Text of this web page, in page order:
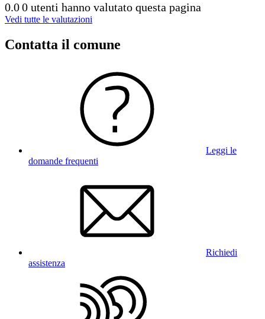
0.00 utenti hanno valutato questa pagina
Vedi tutte le valutazioni
Contatta il comune
Leggi le
domande frequenti
Richiedi
assistenza